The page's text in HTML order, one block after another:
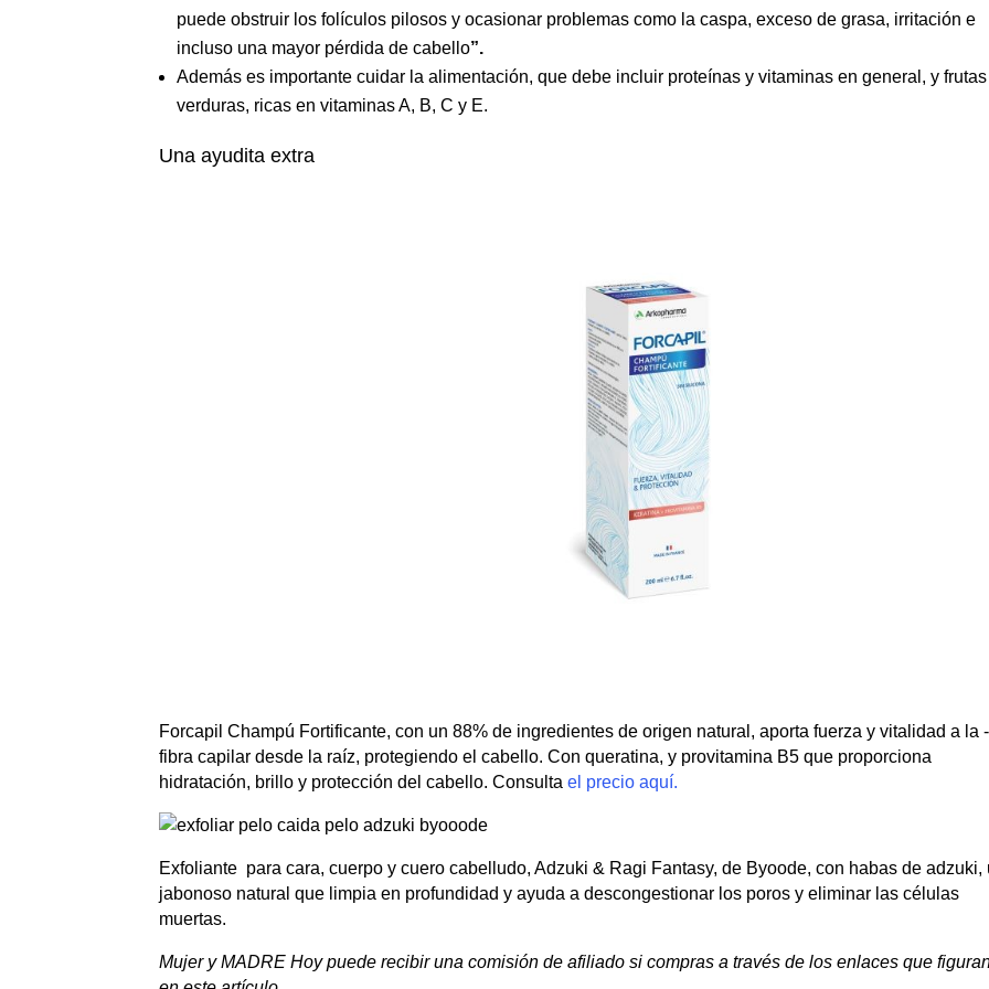
puede obstruir los folículos pilosos y ocasionar problemas como la caspa, exceso de grasa, irritación e
incluso una mayor pérdida de cabello”.
Además es importante cuidar la alimentación, que debe incluir proteínas y vitaminas en general, y
verduras, ricas en vitaminas A, B, C y E.
Una ayudita extra
Forcapil Champú Fortificante, con un 88% de ingredientes de origen natural, aporta fuerza y vitalidad a la ­
fibra capilar desde la raíz, protegiendo el cabello. Con queratina, y provitamina B5 que proporciona
hidratación, brillo y protección del cabello. Consultael precio aquí.
Exfoliante para cara, cuerpo y cuero cabelludo, Adzuki & Ragi Fantasy, de Byoode, con habas de adzuki,
jabonoso natural que limpia en profundidad y ayuda a descongestionar los poros y eliminar las células
muertas.
Mujer y MADRE Hoy puede recibir una comisión de afiliado si compras a través de los enlaces que